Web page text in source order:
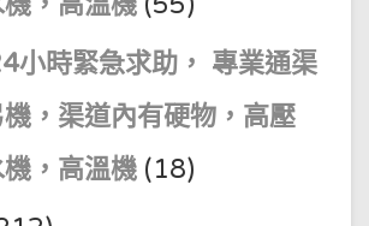
小時緊急求助， 專業通渠
，渠道內有硬物，高壓
，高溫機 (18)